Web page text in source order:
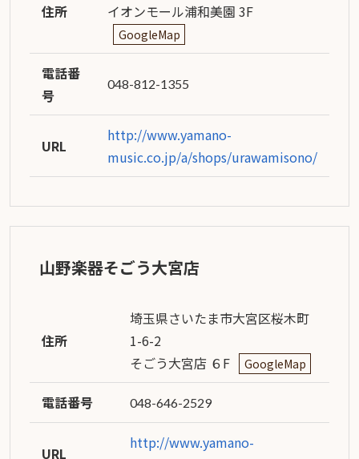
住所
イオンモール浦和美園 3F
GoogleMap
電話番
号
048-812-1355
URL
http://www.yamano-
music.co.jp/a/shops/urawamisono/
山野楽器そごう大宮店
住所
埼玉県さいたま市大宮区桜木町
1-6-2
そごう大宮店 ６F
GoogleMap
電話番号 048-646-2529
URL
http://www.yamano-